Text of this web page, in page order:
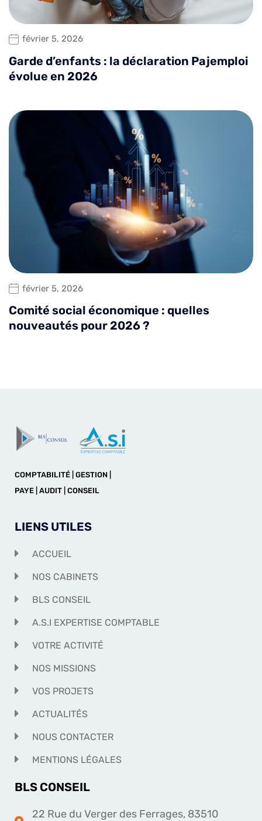
février 5, 2026
Garde d’enfants : la déclaration Pajemploi
évolue en 2026
février 5, 2026
Comité social économique : quelles
nouveautés pour 2026 ?
COMPTABILITÉ | GESTION |
PAYE | AUDIT | CONSEIL
LIENS UTILES
ACCUEIL
NOS CABINETS
BLS CONSEIL
A.S.I EXPERTISE COMPTABLE
VOTRE ACTIVITÉ
NOS MISSIONS
VOS PROJETS
ACTUALITÉS
NOUS CONTACTER
MENTIONS LÉGALES
BLS CONSEIL
22 Rue du Verger des Ferrages, 83510